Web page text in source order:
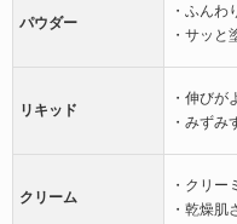
パウダー
・ふんわ
・サッ
リキッド
・伸びが
・みずみ
クリーム
・クリー
・乾燥肌